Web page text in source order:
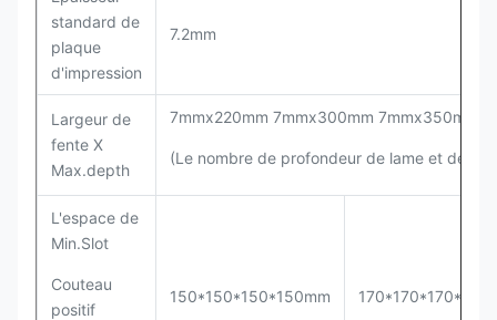
standard de
plaque
d'impression
7.2mm
Largeur de
fente X
Max.depth
7mmx220mm 7mmx300mm 7mmx350mm
(Le nombre de profondeur de lame et de
L'espace de
Min.Slot
Couteau
positif
150*150*150*150mm